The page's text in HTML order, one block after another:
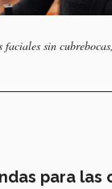
faciales sin
para las